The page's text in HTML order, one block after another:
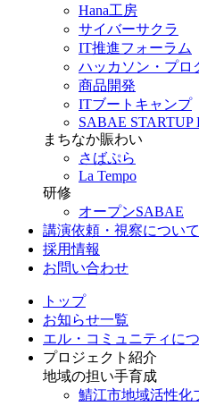
Hana工房
サイバーサクラ
IT推進フォーラム
ハッカソン・プロ
商品開発
ITブートキャンプ
SABAE STARTUP
まちなか賑わい
さばぷら
La Tempo
研修
オープンSABAE
講演依頼・視察について
採用情報
お問い合わせ
トップ
お知らせ一覧
エル・コミュニティに
プロジェクト紹介
地域の担い手育成
鯖江市地域活性化